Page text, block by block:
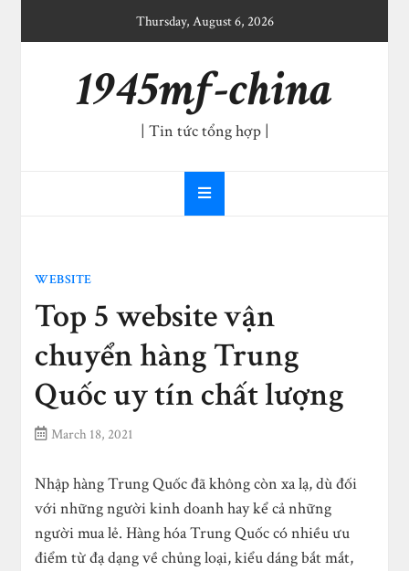
Thursday, August 6, 2026
1945mf-china
| Tin tức tổng hợp |
WEBSITE
Top 5 website vận
chuyển hàng Trung
Quốc uy tín chất lượng
March 18, 2021
Nhập hàng Trung Quốc đã không còn xa lạ, dù đối
với những người kinh doanh hay kể cả những
người mua lẻ. Hàng hóa Trung Quốc có nhiều ưu
điểm từ đạ dạng về chủng loại, kiểu dáng bắt mắt,